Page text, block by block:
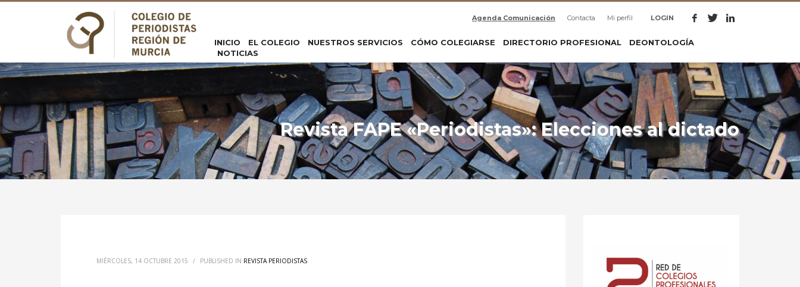
Agenda Comunicación Contacta Mi perfil LOGIN
INICIO EL COLEGIO NUESTROS SERVICIOS CÓMO COLEGIARSE DIRECTORIO PROFESIONAL
DEONTOLOGÍA
NOTICIAS
Revista FAPE «Periodistas»: Elecciones al dictado
MIÉRCOLES, 14 OCTUBRE 2015 / PUBLISHED IN REVISTA PERIODISTAS